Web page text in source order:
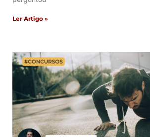
Ler Artigo »